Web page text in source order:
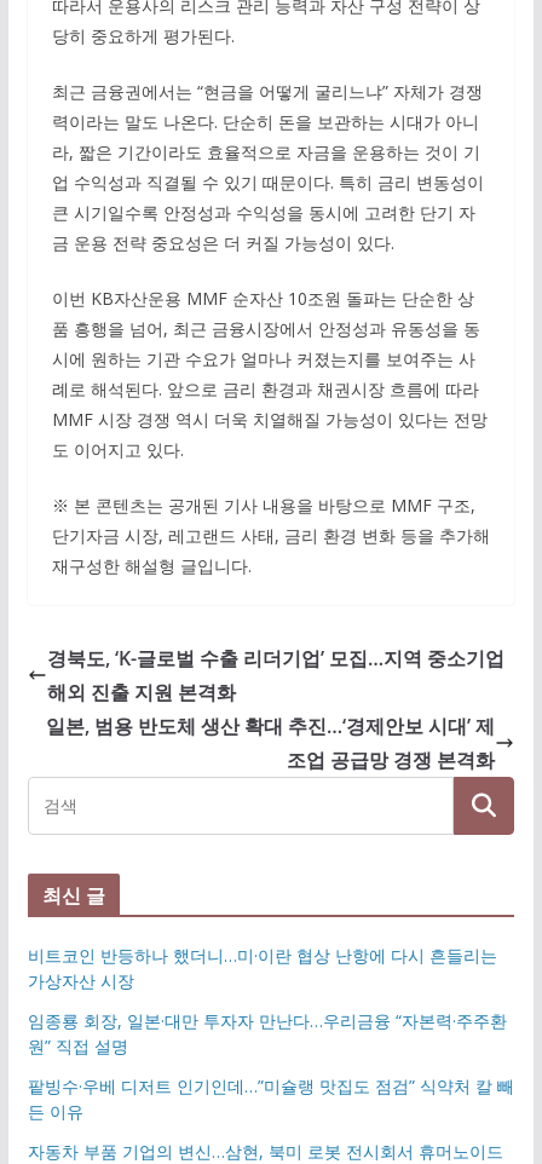
따라서 운용사의 리스크 관리 능력과 자산 구성 전략이 상
당히 중요하게 평가된다.
최근 금융권에서는 “현금을 어떻게 굴리느냐” 자체가 경쟁
력이라는 말도 나온다. 단순히 돈을 보관하는 시대가 아니
라, 짧은 기간이라도 효율적으로 자금을 운용하는 것이 기
업 수익성과 직결될 수 있기 때문이다. 특히 금리 변동성이
큰 시기일수록 안정성과 수익성을 동시에 고려한 단기 자
금 운용 전략 중요성은 더 커질 가능성이 있다.
이번 KB자산운용 MMF 순자산 10조원 돌파는 단순한 상
품 흥행을 넘어, 최근 금융시장에서 안정성과 유동성을 동
시에 원하는 기관 수요가 얼마나 커졌는지를 보여주는 사
례로 해석된다. 앞으로 금리 환경과 채권시장 흐름에 따라
MMF 시장 경쟁 역시 더욱 치열해질 가능성이 있다는 전망
도 이어지고 있다.
※ 본 콘텐츠는 공개된 기사 내용을 바탕으로 MMF 구조,
단기자금 시장, 레고랜드 사태, 금리 환경 변화 등을 추가해
재구성한 해설형 글입니다.
경북도, ‘K-글로벌 수출 리더기업’ 모집…지역 중소기업
해외 진출 지원 본격화
일본, 범용 반도체 생산 확대 추진…‘경제안보 시대’ 제
조업 공급망 경쟁 본격화
최신 글
비트코인 반등하나 했더니…미·이란 협상 난항에 다시 흔들리는
가상자산 시장
임종룡 회장, 일본·대만 투자자 만난다…우리금융 “자본력·주주환
원” 직접 설명
팥빙수·우베 디저트 인기인데…”미슐랭 맛집도 점검” 식약처 칼 빼
든 이유
자동차 부품 기업의 변신…삼현, 북미 로봇 전시회서 휴머노이드